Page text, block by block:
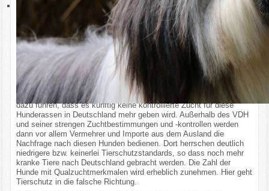
Die Verbote betreffen beispielsweise alle Boston Terrier,
Französischen Bulldoggen, mehr als 95 % aller Dackel und Cocker
Spaniel. Weitere stark betroffene Rassen, von denen zahlreiche
Hunde allein anhand genetischer Merkmale ausgeschlossen
werden sollen, sind der Deutsche Schäferhund, der Collie, der
Australian Shepherd und viele mehr.
Kranke Welpen aus dem Ausland
Die pauschalen Verbote und massiven Einschränkungen werden
dazu führen, dass es künftig keine kontrollierte Zucht für diese
Hunderassen in Deutschland mehr geben wird. Außerhalb des VDH
und seiner strengen Zuchtbestimmungen und -kontrollen werden
dann vor allem Vermehrer und Importe aus dem Ausland die
Nachfrage nach diesen Hunden bedienen. Dort herrschen deutlich
niedrigere bzw. keinerlei Tierschutzstandards, so dass noch mehr
kranke Tiere nach Deutschland gebracht werden. Die Zahl der
Hunde mit Qualzuchtmerkmalen wird erheblich zunehmen. Hier geht
Tierschutz in die falsche Richtung.